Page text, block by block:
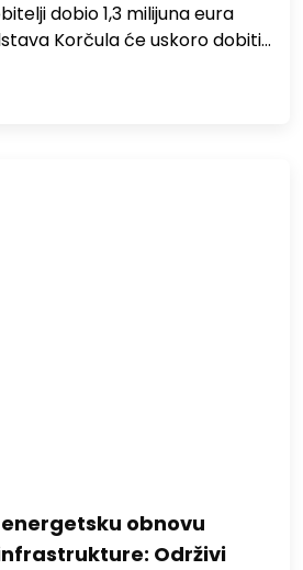
dobio 1,3 milijuna eura
Korčula će uskoro dobiti…
obnovu
Održivi